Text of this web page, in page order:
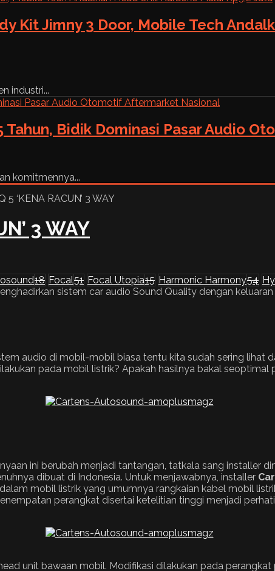
Kit Jimny 3 Door, Mobile Tech
industri...
Tahun, Bidik Dominasi Pasar Audio
komitmennya...
3 WAY
18 Focal51 Focal Utopia15 Harmonic Harmony54
sistem car audio Sound Quality dengan
audio di mobil-mobil biasa tentu kita sudah sering lihat
pada mobil listrik? Apakah hasilnya bakal
ini berubah menjadi tantangan, tatkala sang installer
dibuat di Indonesia. Untuk menjawabnya, installer
mobil listrik yang umumnya rangkaian kabel mobil
perangkat disertai ketelitian tinggi menjadi
unit bawaan mobil. Modifikasi dilakukan pada